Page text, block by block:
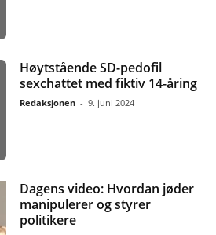
Høytstående SD-pedofil
sexchattet med fiktiv 14-åring
Redaksjonen - 9. juni 2024
Dagens video: Hvordan jøder
manipulerer og styrer
politikere